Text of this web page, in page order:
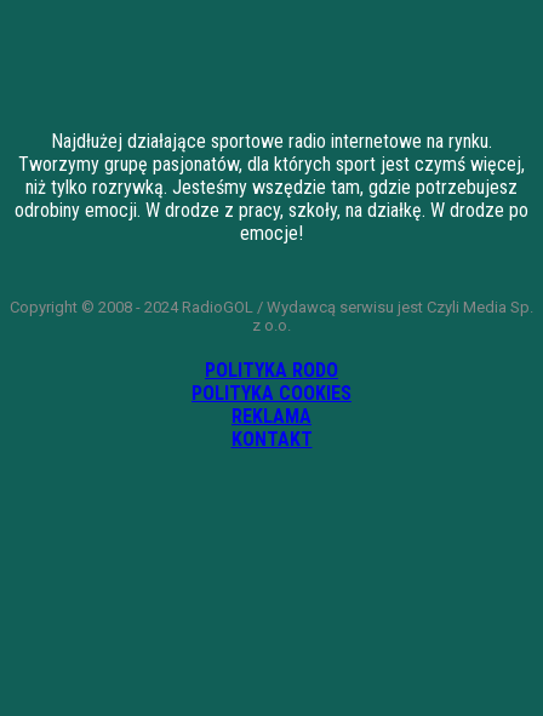
Najdłużej działające sportowe radio internetowe na rynku.
Tworzymy grupę pasjonatów, dla których sport jest czymś więcej,
niż tylko rozrywką. Jesteśmy wszędzie tam, gdzie potrzebujesz
odrobiny emocji. W drodze z pracy, szkoły, na działkę. W drodze po
emocje!
Copyright © 2008 - 2024 RadioGOL / Wydawcą serwisu jest Czyli Media Sp.
z o.o.
POLITYKA RODO
POLITYKA COOKIES
REKLAMA
KONTAKT